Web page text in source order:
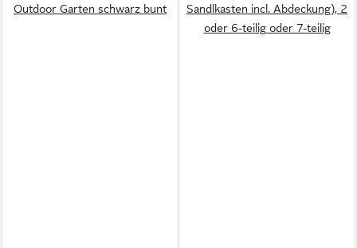
Outdoor Garten schwarz bunt
Sandlkasten incl. Abdeckung), 2
oder 6-teilig oder 7-teilig